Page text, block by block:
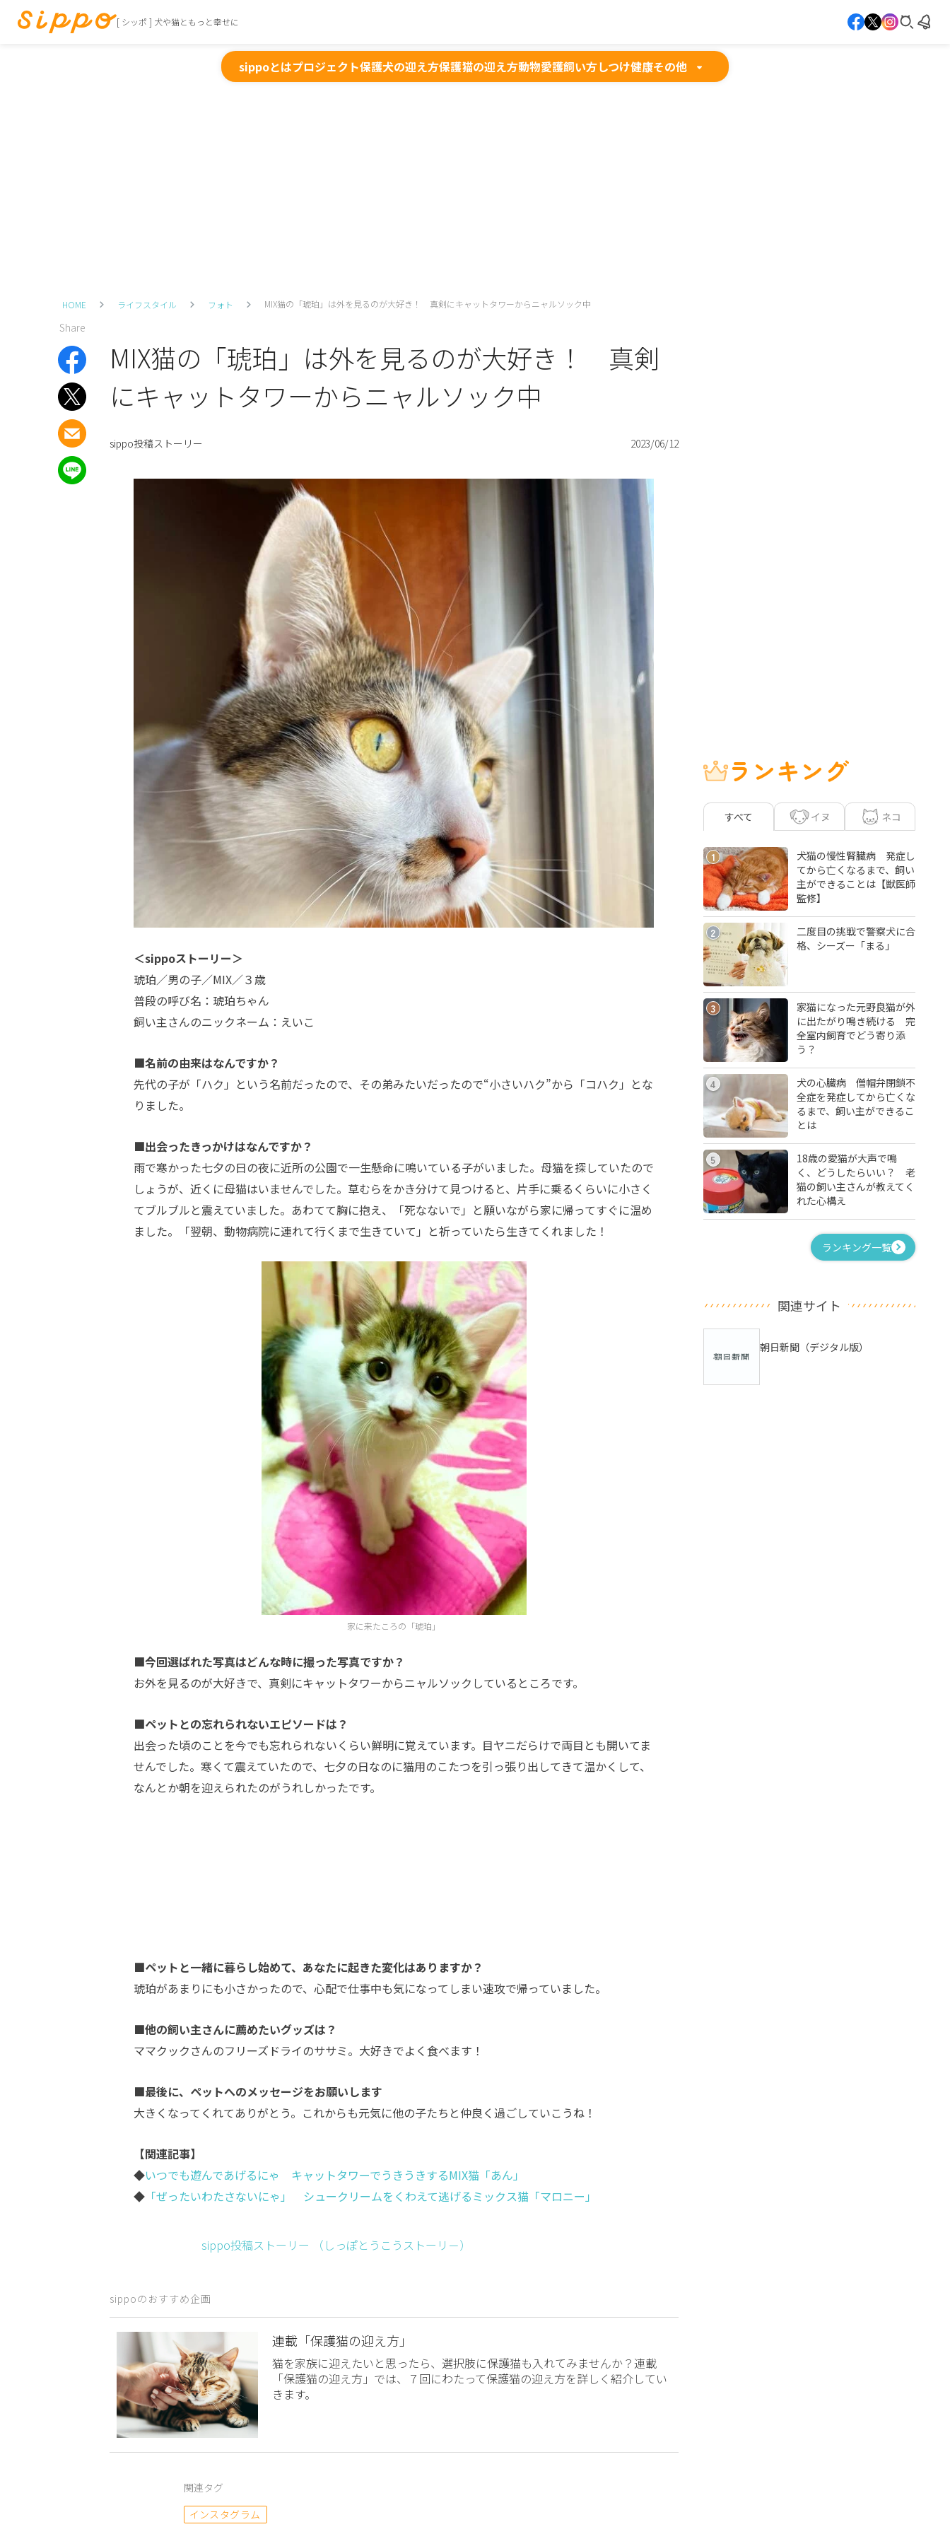
[ シッポ ] 犬や猫ともっと幸せに
sippoとはプロジェクト保護犬の迎え方保護猫の迎え方動物愛護飼い方しつけ健康その他
HOME ライフスタイル フォト MIX猫の「琥珀」は外を見るのが大好き！ 真剣にキャットタワーからニャルソック中
Share
MIX猫の「琥珀」は外を見るのが大好き！ 真剣
にキャットタワーからニャルソック中
sippo投稿ストーリー 2023/06/12
＜sippoストーリー＞
琥珀／男の子／MIX／３歳
普段の呼び名：琥珀ちゃん
飼い主さんのニックネーム：えいこ
■名前の由来はなんですか？
先代の子が「ハク」という名前だったので、その弟みたいだったので“小さいハク”から「コハク」とな
りました。
■出会ったきっかけはなんですか？
雨で寒かった七夕の日の夜に近所の公園で一生懸命に鳴いている子がいました。母猫を探していたので
しょうが、近くに母猫はいませんでした。草むらをかき分けて見つけると、片手に乗るくらいに小さく
てブルブルと震えていました。あわてて胸に抱え、「死なないで」と願いながら家に帰ってすぐに温め
ました。「翌朝、動物病院に連れて行くまで生きていて」と祈っていたら生きてくれました！
家に来たころの「琥珀」
■今回選ばれた写真はどんな時に撮った写真ですか？
お外を見るのが大好きで、真剣にキャットタワーからニャルソックしているところです。
■ペットとの忘れられないエピソードは？
出会った頃のことを今でも忘れられないくらい鮮明に覚えています。目ヤニだらけで両目とも開いてま
せんでした。寒くて震えていたので、七夕の日なのに猫用のこたつを引っ張り出してきて温かくして、
なんとか朝を迎えられたのがうれしかったです。
■ペットと一緒に暮らし始めて、あなたに起きた変化はありますか？
琥珀があまりにも小さかったので、心配で仕事中も気になってしまい速攻で帰っていました。
■他の飼い主さんに薦めたいグッズは？
ママクックさんのフリーズドライのササミ。大好きでよく食べます！
■最後に、ペットへのメッセージをお願いします
大きくなってくれてありがとう。これからも元気に他の子たちと仲良く過ごしていこうね！
【関連記事】
◆いつでも遊んであげるにゃ キャットタワーでうきうきするMIX猫「あん」
◆「ぜったいわたさないにゃ」 シュークリームをくわえて逃げるミックス猫「マロニー」
sippo投稿ストーリー （しっぽとうこうストーリ－）
sippoのおすすめ企画
連載「保護猫の迎え方」
猫を家族に迎えたいと思ったら、選択肢に保護猫も入れてみませんか？連載
「保護猫の迎え方」では、７回にわたって保護猫の迎え方を詳しく紹介してい
きます。
関連タグ
インスタグラム
ランキング
すべて イヌ ネコ
1
犬猫の慢性腎臓病 発症し
てから亡くなるまで、飼い
主ができることは【獣医師
監修】
2
二度目の挑戦で警察犬に合
格、シーズー「まる」
3
家猫になった元野良猫が外
に出たがり鳴き続ける 完
全室内飼育でどう寄り添
う？
4
犬の心臓病 僧帽弁閉鎖不
全症を発症してから亡くな
るまで、飼い主ができるこ
とは
5
18歳の愛猫が大声で鳴
く、どうしたらいい？ 老
猫の飼い主さんが教えてく
れた心構え
ランキング一覧
関連サイト
朝日新聞（デジタル版）